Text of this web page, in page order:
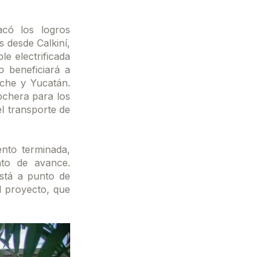
los logros
desde Calkiní,
electrificada
beneficiará a
y Yucatán.
para los
transporte de
terminada,
de avance.
a punto de
proyecto, que